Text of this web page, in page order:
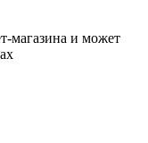
магазина и может